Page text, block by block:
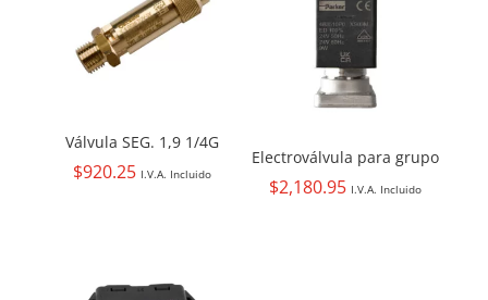
Válvula SEG. 1,9 1/4G
$920.25 I.V.A. Incluido
Electroválvula para grupo
$2,180.95 I.V.A. Incluido